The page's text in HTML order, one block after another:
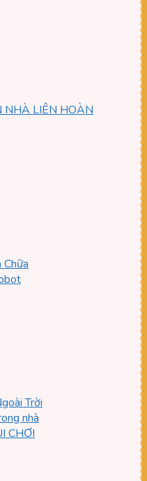
NHÀ LIÊN HOÀN
Trời
nhà
CHƠI